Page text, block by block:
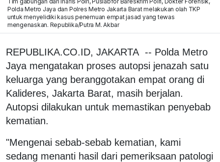
Polda Metro Jaya dan Polres Metro Jakarta Barat melakukan olah TKP
untuk menyelidiki kasus penemuan empat jasad yang tewas
mengenaskan. Republika/Putra M. Akbar
REPUBLIKA.CO.ID, JAKARTA -- Polda Metro
Jaya mengatakan proses autopsi jenazah satu
keluarga yang beranggotakan empat orang di
Kalideres, Jakarta Barat, masih berjalan.
Autopsi dilakukan untuk memastikan penyebab
kematian.
"Mengenai sebab-sebab kematian, kami
sedang menanti hasil dari pemeriksaan patologi